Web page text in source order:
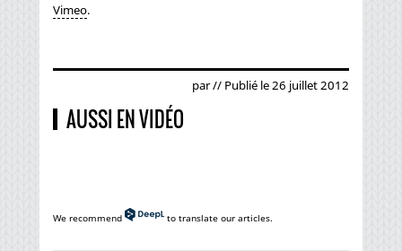
Vimeo.
par // Publié le 26 juillet 2012
AUSSI EN VIDÉO
We recommend to translate our articles.